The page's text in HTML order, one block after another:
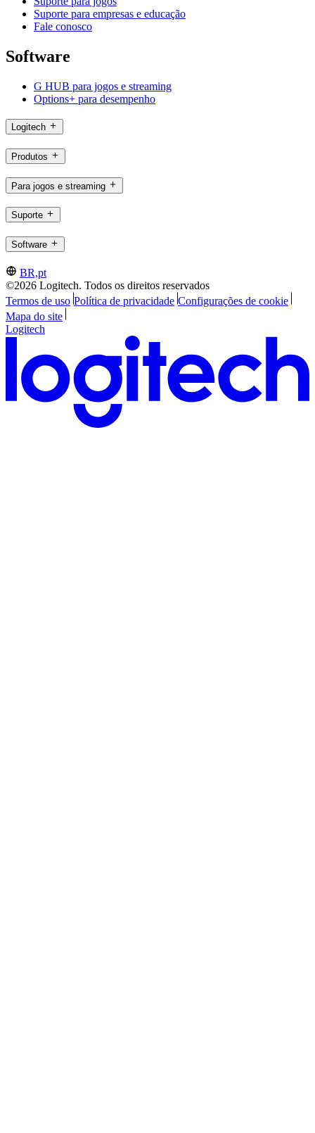
Suporte para empresas e educação
Fale conosco
Software
G HUB para jogos e streaming
Options+ para desempenho
Logitech
Produtos
Para jogos e streaming
Suporte
Software
BR,pt
©2026 Logitech. Todos os direitos reservados
Termos de uso Política de privacidade Configurações de cookie
Mapa do site
Logitech